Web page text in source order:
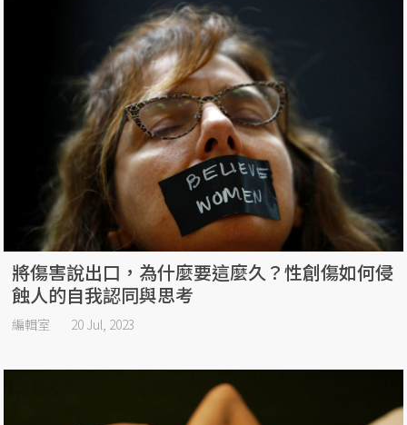
將傷害說出口，為什麼要這麼久？性創傷如何侵
蝕人的自我認同與思考
編輯室 20 Jul, 2023